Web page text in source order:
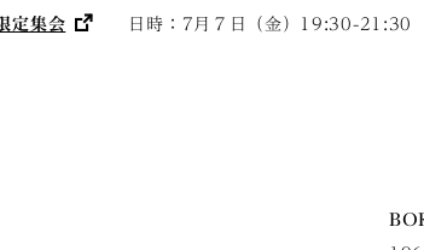
定集会
日時：7月７日（金）19:30-21:30